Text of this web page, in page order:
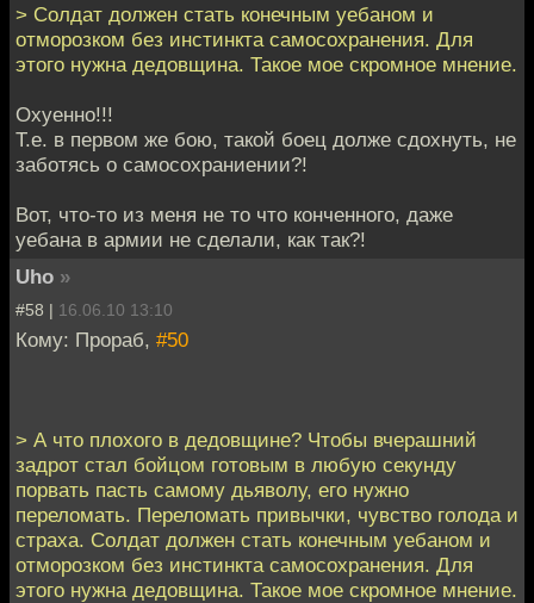
> Солдат должен стать конечным уебаном и
отморозком без инстинкта самосохранения. Для
этого нужна дедовщина. Такое мое скромное мнение.
Охуенно!!!
Т.е. в первом же бою, такой боец долже сдохнуть, не
заботясь о самосохраниении?!
Вот, что-то из меня не то что конченного, даже
уебана в армии не сделали, как так?!
Uho »
#58 | 16.06.10 13:10
Кому: Прораб, #50
> А что плохого в дедовщине? Чтобы вчерашний
задрот стал бойцом готовым в любую секунду
порвать пасть самому дьяволу, его нужно
переломать. Переломать привычки, чувство голода и
страха. Солдат должен стать конечным уебаном и
отморозком без инстинкта самосохранения. Для
этого нужна дедовщина. Такое мое скромное мнение.